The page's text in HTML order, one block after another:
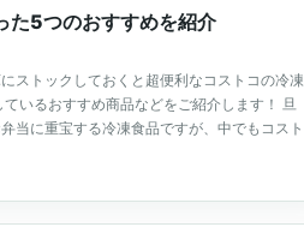
た5つのおすすめを紹介
ストックしておくと超便利なコストコの冷凍
いるおすすめ商品などをご紹介します！ 旦
当に重宝する冷凍食品ですが、中でもコスト